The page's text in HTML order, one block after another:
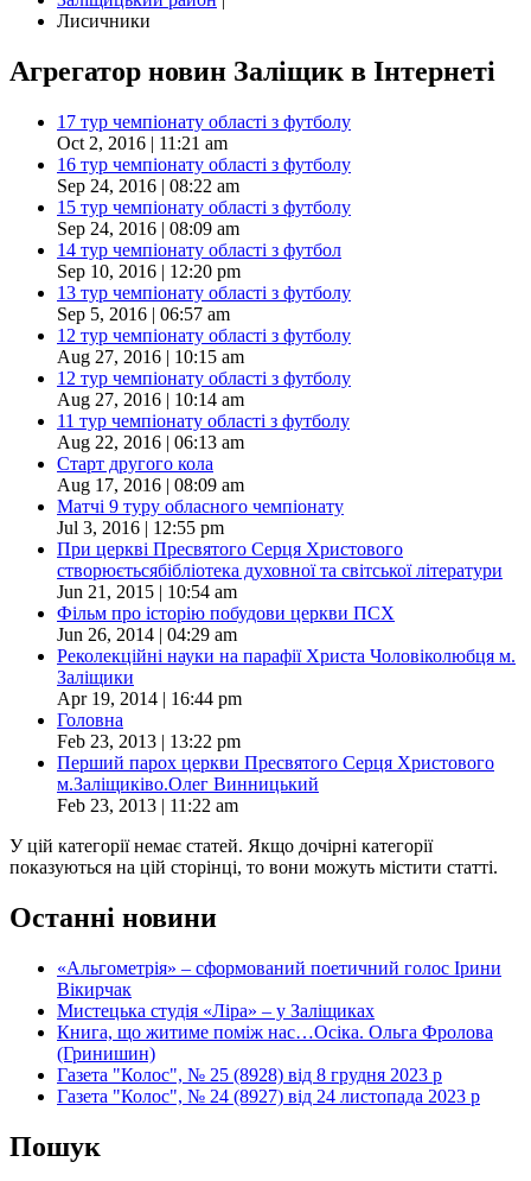
Лисичники
Агрегатор новин Заліщик в Інтернеті
17 тур чемпіонату області з футболу
Oct 2, 2016 | 11:21 am
16 тур чемпіонату області з футболу
Sep 24, 2016 | 08:22 am
15 тур чемпіонату області з футболу
Sep 24, 2016 | 08:09 am
14 тур чемпіонату області з футбол
Sep 10, 2016 | 12:20 pm
13 тур чемпіонату області з футболу
Sep 5, 2016 | 06:57 am
12 тур чемпіонату області з футболу
Aug 27, 2016 | 10:15 am
12 тур чемпіонату області з футболу
Aug 27, 2016 | 10:14 am
11 тур чемпіонату області з футболу
Aug 22, 2016 | 06:13 am
Старт другого кола
Aug 17, 2016 | 08:09 am
Матчі 9 туру обласного чемпіонату
Jul 3, 2016 | 12:55 pm
При церкві Пресвятого Серця Христового
створюєтьсябібліотека духовної та світської літератури
Jun 21, 2015 | 10:54 am
Фільм про історію побудови церкви ПСХ
Jun 26, 2014 | 04:29 am
Реколекційні науки на парафії Христа Чоловіколюбця м.
Заліщики
Apr 19, 2014 | 16:44 pm
Головна
Feb 23, 2013 | 13:22 pm
Перший парох церкви Пресвятого Серця Христового
м.Заліщиківо.Олег Винницький
Feb 23, 2013 | 11:22 am
У цій категорії немає статей. Якщо дочірні категорії
показуються на цій сторінці, то вони можуть містити статті.
Останні новини
«Альгометрія» – сформований поетичний голос Ірини
Вікирчак
Мистецька студія «Ліра» – у Заліщиках
Книга, що житиме поміж нас…Осіка. Ольга Фролова
(Гринишин)
Газета "Колос", № 25 (8928) від 8 грудня 2023 р
Газета "Колос", № 24 (8927) від 24 листопада 2023 р
Пошук